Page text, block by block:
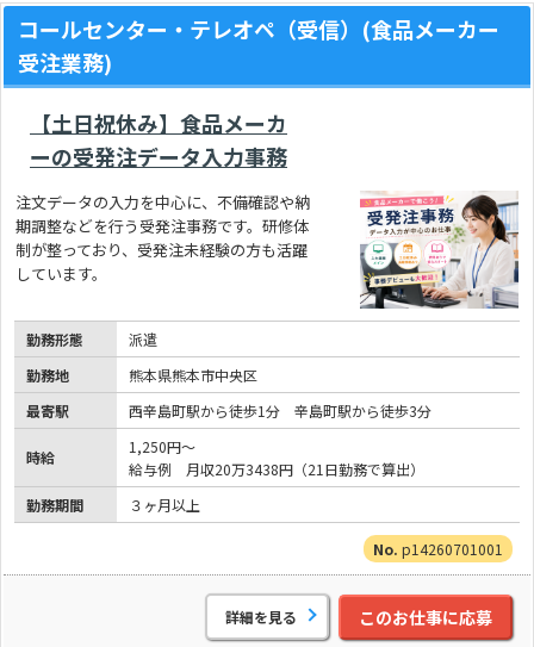
コールセンター・テレオペ（受信）(食品メーカー
受注業務)
【土日祝休み】食品メーカ
ーの受発注データ入力事務
注文データの入力を中心に、不備確認や納
期調整などを行う受発注事務です。研修体
制が整っており、受発注未経験の方も活躍
しています。
勤務形態
派遣
勤務地
熊本県熊本市中央区
最寄駅
西辛島町駅から徒歩1分 辛島町駅から徒歩3分
時給
1,250円～
給与例 月収20万3438円（21日勤務で算出）
勤務期間
３ヶ月以上
p14260701001
詳細を見る このお仕事に応募